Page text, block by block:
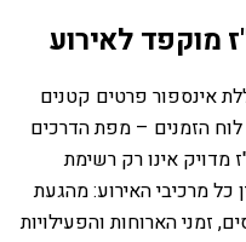
מוקפד לאירוע
אינספור פרטים קטנים
לוח הזמנים – מפת הדרכים
מדויק אינו רק רשימת
כל מרכיבי האירוע: מהגעת
זמני הארוחות והפעילויות